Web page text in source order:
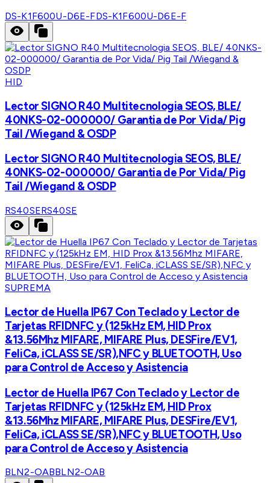
DS-K1F600U-D6E-FDS-K1F600U-D6E-F
HID
Lector SIGNO R40 Multitecnologia SEOS, BLE/
40NKS-02-000000/ Garantia de Por Vida/ Pig
Tail /Wiegand & OSDP
Lector SIGNO R40 Multitecnologia SEOS, BLE/
40NKS-02-000000/ Garantia de Por Vida/ Pig
Tail /Wiegand & OSDP
RS40SERS40SE
SUPREMA
Lector de Huella IP67 Con Teclado y Lector de
Tarjetas RFIDNFC y (125kHz EM, HID Prox
&13.56Mhz MIFARE, MIFARE Plus, DESFire/EV1,
FeliCa, iCLASS SE/SR),NFC y BLUETOOTH, Uso
para Control de Acceso y Asistencia
Lector de Huella IP67 Con Teclado y Lector de
Tarjetas RFIDNFC y (125kHz EM, HID Prox
&13.56Mhz MIFARE, MIFARE Plus, DESFire/EV1,
FeliCa, iCLASS SE/SR),NFC y BLUETOOTH, Uso
para Control de Acceso y Asistencia
BLN2-OABBLN2-OAB